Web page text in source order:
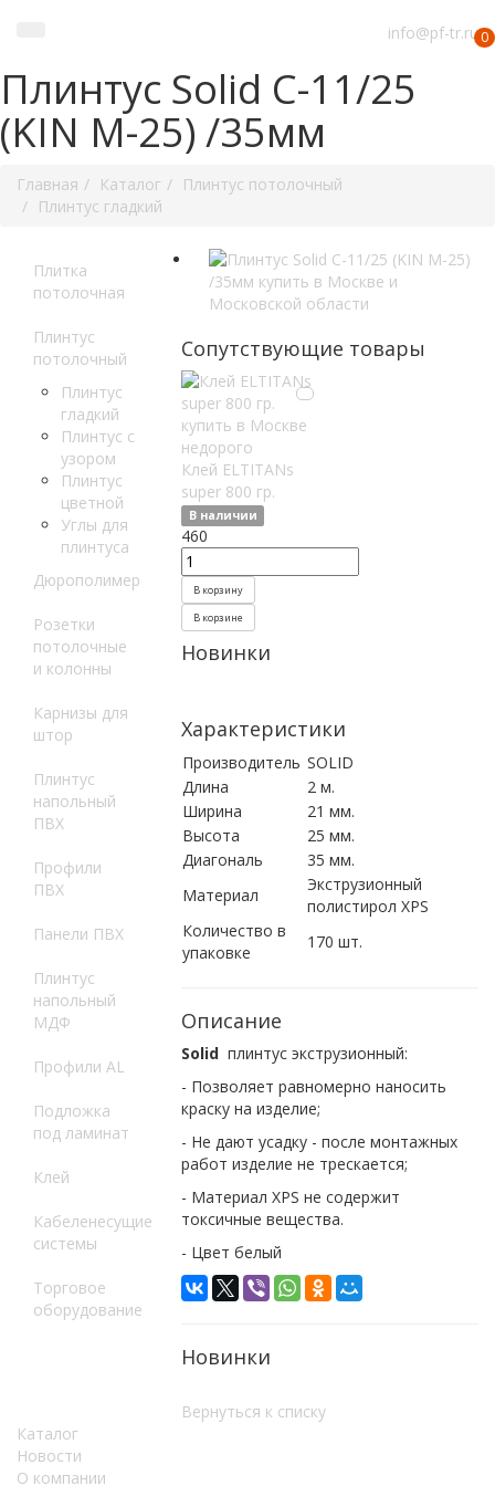
0
info@pf-tr.ru
Плинтус Solid C-11/25
(KIN M-25) /35мм
Главная Каталог
Плинтус потолочный
Плинтус гладкий
Плитка
потолочная
Плинтус
потолочный
Плинтус
гладкий
Плинтус с
узором
Плинтус
цветной
Углы для
плинтуса
Дюрополимер
Розетки
потолочные
и колонны
Карнизы для
штор
Плинтус
напольный
ПВХ
Профили
ПВХ
Панели ПВХ
Плинтус
напольный
МДФ
Профили AL
Подложка
под ламинат
Клей
Кабеленесущие
системы
Торговое
оборудование
Сопутствующие товары
Клей ELTITANs
super 800 гр.
В наличии
460
В корзину
В корзине
Новинки
Характеристики
Производитель SOLID
Длина
2 м.
Ширина
21 мм.
Высота
25 мм.
Диагональ
35 мм.
Материал
Экструзионный
полистирол XPS
Количество в
упаковке
170 шт.
Описание
Solidплинтус экструзионный:
- Позволяет равномерно наносить
краску на изделие;
- Не дают усадку - после монтажных
работ изделие не трескается;
- Материал XPS не содержит
токсичные вещества.
- Цвет белый
Новинки
Вернуться к списку
Каталог
Новости
О компании